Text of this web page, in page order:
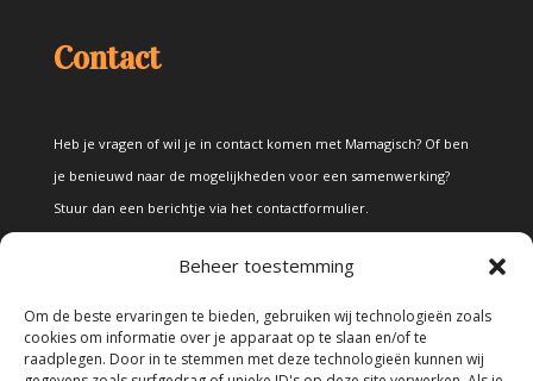
Beheer toestemming
Om de beste ervaringen te bieden, gebruiken wij technologieën zoals
cookies om informatie over je apparaat op te slaan en/of te
raadplegen. Door in te stemmen met deze technologieën kunnen wij
Contact
Heb je vragen of wil je in contact komen met Mamagisch? Of ben
je benieuwd naar de mogelijkheden voor een samenwerking?
Stuur dan een berichtje via het contactformulier.
Alle teksten en foto's op deze site zijn eigendom van Mamagisch.